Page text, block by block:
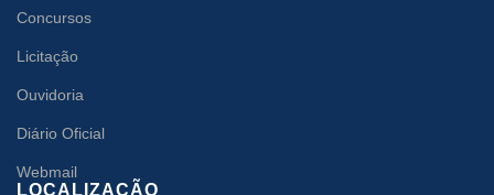
Concursos
Licitação
Ouvidoria
Diário Oficial
Webmail
LOCALIZAÇÃO